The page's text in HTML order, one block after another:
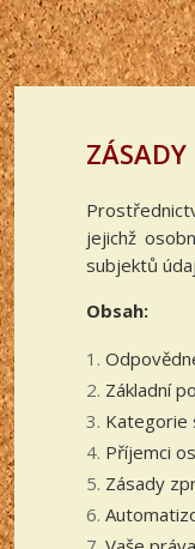
jejichž
subjektů
Obsah:
Základní
Kategorie
Příjemci
Zásady